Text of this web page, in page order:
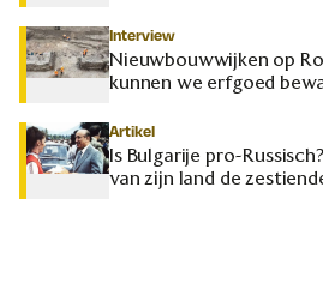
Interview
Nieuwbouwwijken op
kunnen we erfgoed
Artikel
Is Bulgarije pro-
van zijn land de